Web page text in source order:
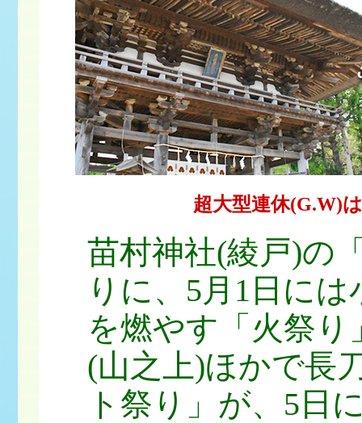
超大型連休(G.W)
苗村神社(綾戸)の
りに、5月1日に
を燃やす「火祭
(山之上)ほかで長
ト祭り」が、5日